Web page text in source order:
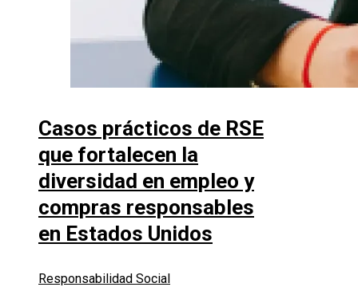
Casos prácticos de RSE
que fortalecen la
diversidad en empleo y
compras responsables
en Estados Unidos
Responsabilidad Social